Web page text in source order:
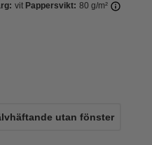
vit Pappersvikt: 80 g/m²
utan fönster